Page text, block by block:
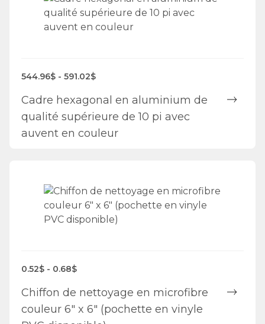
544.96$ - 591.02$
Cadre hexagonal en aluminium de
qualité supérieure de 10 pi avec
auvent en couleur
0.52$ - 0.68$
Chiffon de nettoyage en microfibre
couleur 6" x 6" (pochette en vinyle